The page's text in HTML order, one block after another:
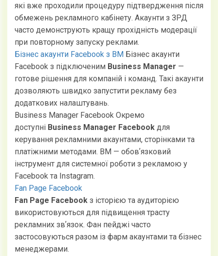
які вже проходили процедуру підтвердження після
обмежень рекламного кабінету. Акаунти з ЗРД
часто демонструють кращу прохідність модерації
при повторному запуску реклами.
Бізнес акаунти Facebook з BM Бізнес акаунти
Facebook з підключеним Business Manager —
готове рішення для компаній і команд. Такі акаунти
дозволяють швидко запустити рекламу без
додаткових налаштувань.
Business Manager Facebook Окремо
доступні Business Manager Facebook для
керування рекламними акаунтами, сторінками та
платіжними методами. BM — обовʼязковий
інструмент для системної роботи з рекламою у
Facebook та Instagram.
Fan Page Facebook
Fan Page Facebook з історією та аудиторією
використовуються для підвищення трасту
рекламних звʼязок. Фан пейджі часто
застосовуються разом із фарм акаунтами та бізнес
менеджерами.